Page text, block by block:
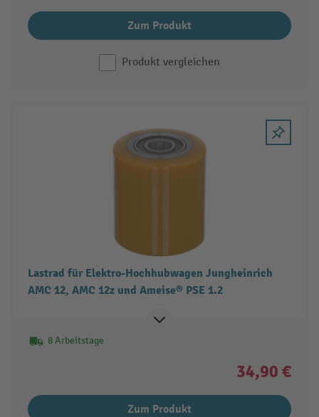
Zum Produkt
Produkt vergleichen
Lastrad für Elektro-Hochhubwagen Jungheinrich
AMC 12, AMC 12z und Ameise® PSE 1.2
8 Arbeitstage
34,90 €
Zum Produkt